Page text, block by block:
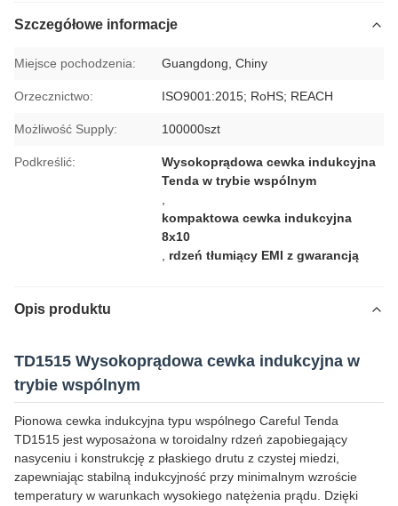
Szczegółowe informacje
Miejsce pochodzenia: Guangdong, Chiny
Orzecznictwo: ISO9001:2015; RoHS; REACH
Możliwość Supply: 100000szt
Podkreślić:
Wysokoprądowa cewka indukcyjna
Tenda w trybie wspólnym
kompaktowa cewka indukcyjna
8x10
rdzeń tłumiący EMI z gwarancją
Opis produktu
TD1515 Wysokoprądowa cewka indukcyjna w
trybie wspólnym
Pionowa cewka indukcyjna typu wspólnego Careful Tenda
TD1515 jest wyposażona w toroidalny rdzeń zapobiegający
nasyceniu i konstrukcję z płaskiego drutu z czystej miedzi,
zapewniając stabilną indukcyjność przy minimalnym wzroście
temperatury w warunkach wysokiego natężenia prądu. Dzięki